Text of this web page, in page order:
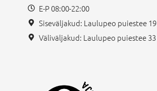
E-P 08:00-22:00
Siseväljakud: Laulupeo puiestee 19
Väliväljakud: Laulupeo puiestee 33